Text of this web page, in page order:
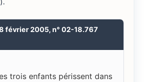
).
février 2005, n° 02-18.767
trois enfants périssent dans